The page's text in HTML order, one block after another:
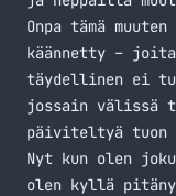
Onpa tämä
käännetty –
täydellinen ei
jossain välissä
päiviteltyä tuon
Nyt kun olen
olen kyllä